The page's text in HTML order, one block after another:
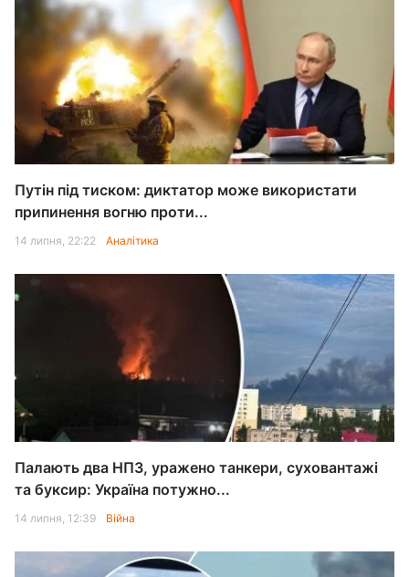
Путін під тиском: диктатор може використати
припинення вогню проти...
14 липня, 22:22 Аналітика
Палають два НПЗ, уражено танкери, суховантажі
та буксир: Україна потужно...
14 липня, 12:39 Війна